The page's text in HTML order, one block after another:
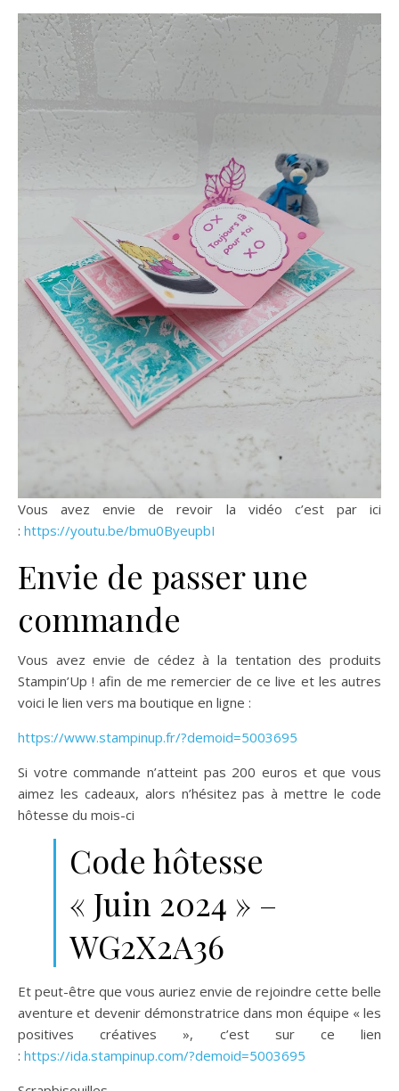
Vous avez envie de revoir la vidéo c’est par ici
: https://youtu.be/bmu0ByeupbI
Envie de passer une
commande
Vous avez envie de cédez à la tentation des produits
Stampin’Up ! afin de me remercier de ce live et les autres
voici le lien vers ma boutique en ligne :
https://www.stampinup.fr/?demoid=5003695
Si votre commande n’atteint pas 200 euros et que vous
aimez les cadeaux, alors n’hésitez pas à mettre le code
hôtesse du mois-ci
Code hôtesse
« Juin 2024 » –
WG2X2A36
Et peut-être que vous auriez envie de rejoindre cette belle
aventure et devenir démonstratrice dans mon équipe « les
positives créatives », c’est sur ce lien
: https://ida.stampinup.com/?demoid=5003695